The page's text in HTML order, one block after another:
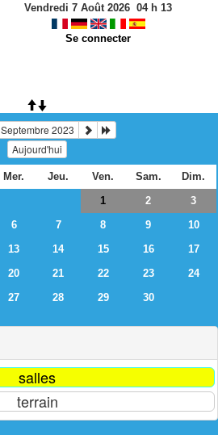
Vendredi 7 Août 2026 04h 13
Se connecter
Septembre 2023
Aujourd'hui
Mer. Jeu. Ven. Sam.
Dim.
1 2
3
6 7 8 9
10
13 14 15 16
17
20 21 22 23
24
27 28 29 30